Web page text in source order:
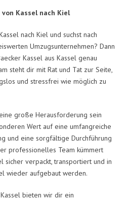
von Kassel nach Kiel
nach Kiel und suchst nach
Umzugsunternehmen? Dann
Kassel aus Kassel genau
steht dir mit Rat und Tat zur Seite,
und stressfrei wie möglich zu
große Herausforderung sein
Wert auf eine umfangreiche
und eine sorgfältige Durchführung
professionelles Team kümmert
sicher verpackt, transportiert und in
wieder aufgebaut werden.
bieten wir dir ein